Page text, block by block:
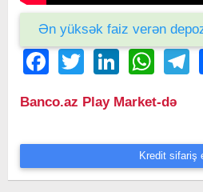
Ən yüksək faiz verən
FacebookTwitter LinkedIn
Banco.az Play Market-də
Kredit sifariş